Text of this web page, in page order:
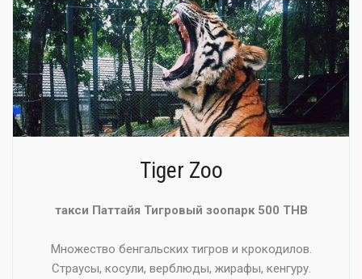
Tiger Zoo
такси Паттайя Тигровый зоопарк 500 THB
Множество бенгальских тигров и крокодилов.
Страусы, косули, верблюды, жирафы, кенгуру.